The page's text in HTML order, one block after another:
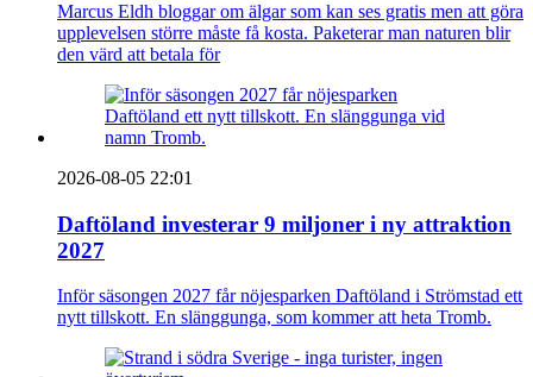
Marcus Eldh bloggar om älgar som kan ses gratis men att göra
upplevelsen större måste få kosta. Paketerar man naturen blir
den värd att betala för
2026-08-05 22:01
Daftöland investerar 9 miljoner i ny attraktion
2027
Inför säsongen 2027 får nöjesparken Daftöland i Strömstad ett
nytt tillskott. En slänggunga, som kommer att heta Tromb.